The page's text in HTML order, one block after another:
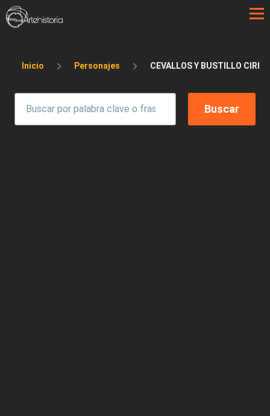
Pasar al contenido principal
Sobrescribir enlaces de ayuda a la
Inicio Personajes CEVALLOS Y BUSTILLO